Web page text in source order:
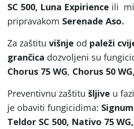
SC 500, Luna Expirience ili
pripravakom Serenade Aso.
Za zaštitu višnje od paleži
grančica dozvoljeni su
Chorus 75 WG, Chorus 50
Preventivnu zaštitu šljive u fazi
je obaviti fungicidima:
Teldor SC 500, Nativo 75